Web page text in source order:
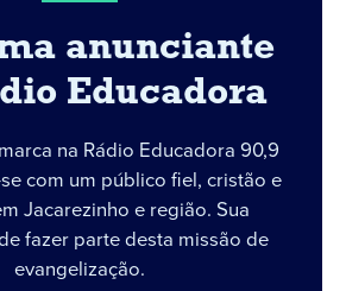
anunciante
Educadora
na Rádio Educadora 90,9
com um público fiel, cristão e
Jacarezinho e região. Sua
fazer parte desta missão de
evangelização.